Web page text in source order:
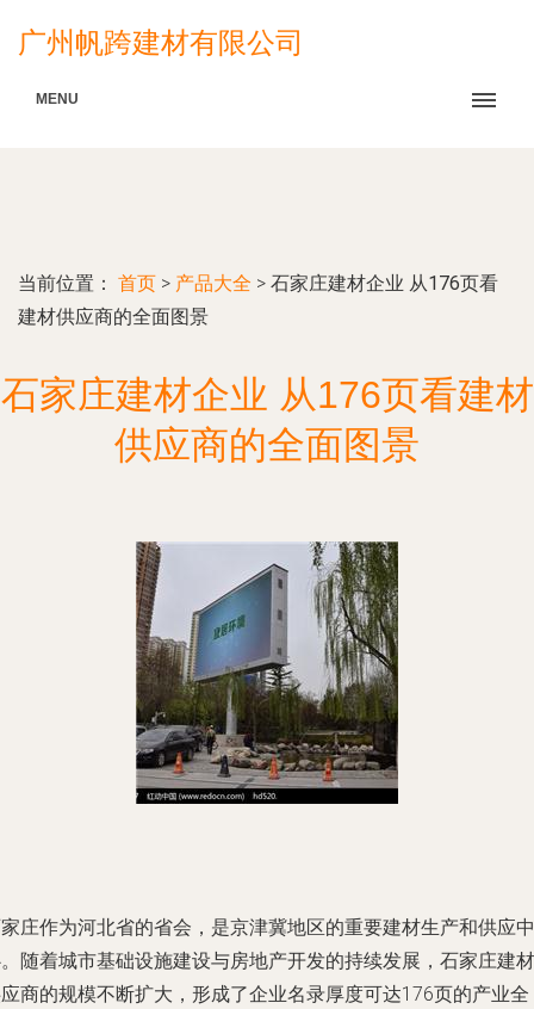
广州帆跨建材有限公司
MENU
当前位置： 首页 > 产品大全 > 石家庄建材企业 从176页看
建材供应商的全面图景
石家庄建材企业 从176页看建材
供应商的全面图景
庄作为河北省的省会，是京津冀地区的重要建材生产和供应中
随着城市基础设施建设与房地产开发的持续发展，石家庄建材
商的规模不断扩大，形成了企业名录厚度可达176页的产业全